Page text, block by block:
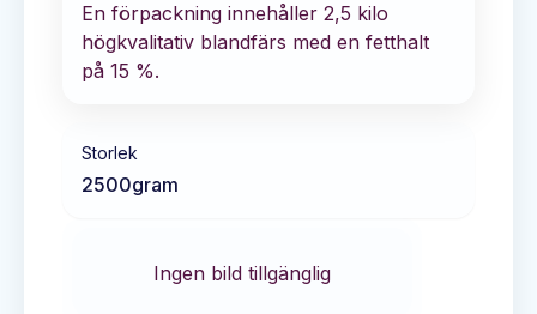
En förpackning innehåller 2,5 kilo
högkvalitativ blandfärs med en fetthalt
på 15 %.
Storlek
2500gram
Ingen bild tillgänglig